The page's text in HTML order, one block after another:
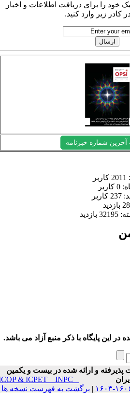
خود را برای دریافت اطلاعات و اخبار
کادر زیر وارد کنید.
شماره خبرنامه
این پایگاه با ذکر منبع آزاد می باشد.
پذیرفته و ارائه شده در بیست و یکمین
ICOP & ICPET _ INPC _
| برگشت به فهرست نسخه ها